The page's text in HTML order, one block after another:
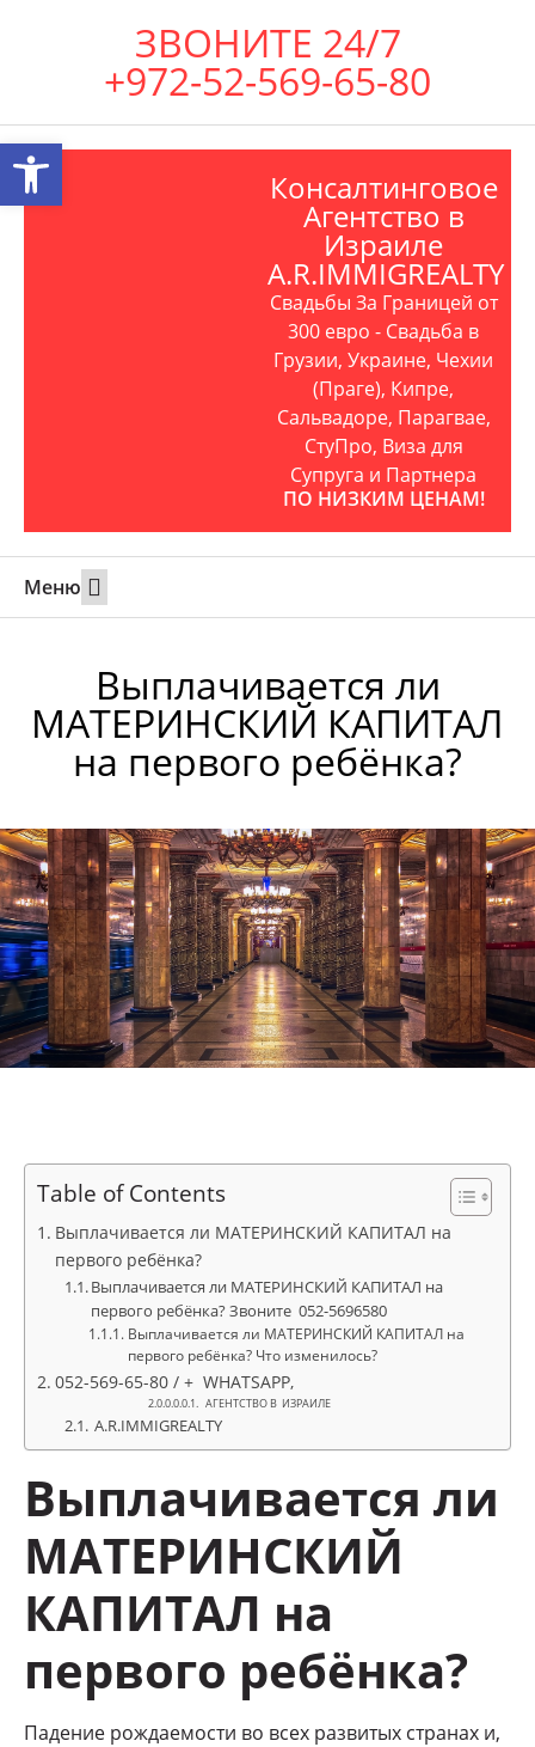
ЗВОНИТЕ 24/7
+972-52-569-65-80
Консалтинговое
Агентство в
Израиле
A.R.IMMIGREALTY
Свадьбы За Границей от
300 евро - Свадьба в
Грузии, Украине, Чехии
(Праге), Кипре,
Сальвадоре, Парагвае,
СтуПро, Виза для
Супруга и Партнера
ПО НИЗКИМ ЦЕНАМ!
Меню
Выплачивается ли
МАТЕРИНСКИЙ КАПИТАЛ
на первого ребёнка?
Table of Contents
Выплачивается ли МАТЕРИНСКИЙ КАПИТАЛ на
первого ребёнка?
Выплачивается ли МАТЕРИНСКИЙ КАПИТАЛ на
первого ребёнка? Звоните 052-5696580
Выплачивается ли МАТЕРИНСКИЙ КАПИТАЛ на
первого ребёнка? Что изменилось?
052-569-65-80 / + WHATSAPP,
АГЕНТСТВО В ИЗРАИЛЕ
A.R.IMMIGREALTY
Выплачивается ли
МАТЕРИНСКИЙ
КАПИТАЛ на
первого ребёнка?
Падение рождаемости во всех развитых странах и,
Открыть панель инструментов